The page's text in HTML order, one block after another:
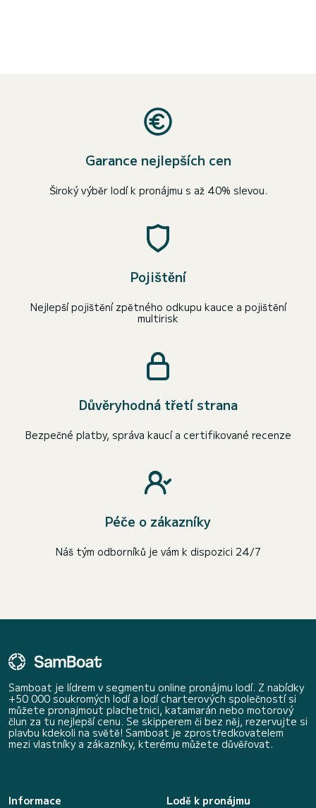
Garance nejlepších cen
Široký výběr lodí k pronájmu s až 40% slevou.
Pojištění
Nejlepší pojištění zpětného odkupu kauce a pojištění
multirisk
Důvěryhodná třetí strana
Bezpečné platby, správa kaucí a certifikované recenze
Péče o zákazníky
Náš tým odborníků je vám k dispozici 24/7
Samboat je lídrem v segmentu online pronájmu lodí. Z nabídky
+50 000 soukromých lodí a lodí charterových společností si
můžete pronajmout plachetnici, katamarán nebo motorový
člun za tu nejlepší cenu. Se skipperem či bez něj, rezervujte si
plavbu kdekoli na světě! Samboat je zprostředkovatelem
mezi vlastníky a zákazníky, kterému můžete důvěřovat.
Informace
Lodě k pronájmu